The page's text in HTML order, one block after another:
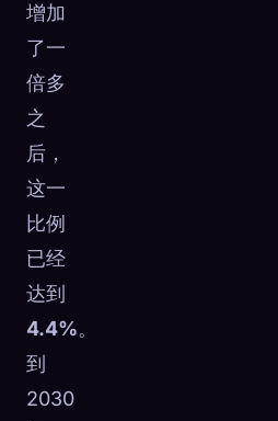
增加
了一
倍多
之
后，
这一
比例
已经
达到
4.4%。
到
2030